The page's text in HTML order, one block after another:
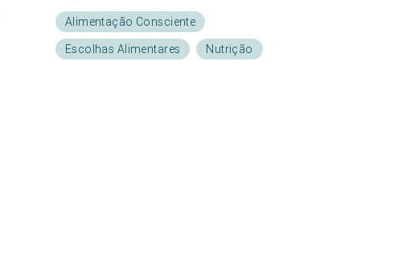
Alimentação Consciente
Escolhas Alimentares
Nutrição